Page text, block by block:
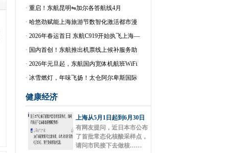
· 重启！东航昆明⇋加尔各答航线4月
· 哈悠劲赋能上海旅游节数智化激活都市漫
· 2026年春运首日 东航C919开始执飞上海—
· 国内首创！东航推出机票线上候补服务助
· 2026年元旦起，东航国内宽体机航班WiFi
· 冰雪燃灯，年味飞扬！太仓阿尔卑斯国际
健康经济
上海从5月1日起到6月30日
有网友提问，近日本市公布
了首批常态化核酸采样点，
请问市民接下去做核……